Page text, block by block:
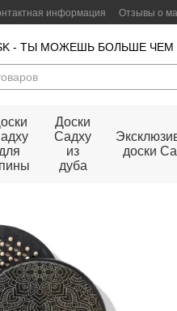
информация Отзывы о
- ТЫ МОЖЕШЬ БОЛЬШЕ
для
Доски
Садху
из
дуба
доски